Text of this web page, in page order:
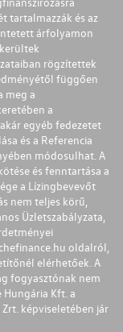
tartalmazzák és az
árfolyamon
rögzítettek
függően
meg a
a
egyéb fedezetet
és a Referencia
módosulhat. A
és fenntartása a
a Lízingbevevőt
nem teljes körű,
Üzletszabályzata,
oldalról,
elérhetőek. A
fogyasztónak nem
Kft. a
képviseletében jár